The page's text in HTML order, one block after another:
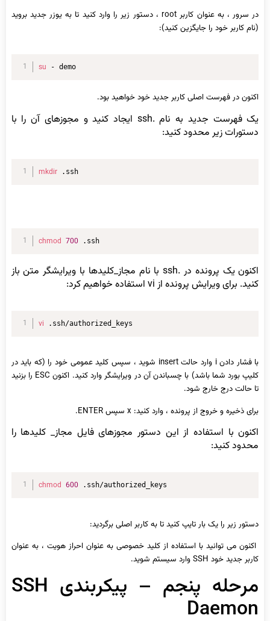
در سرور ، به عنوان کاربر root ، دستور زیر را وارد کنید تا به یوزر جدید بروید
(نام کاربر خود را جایگزین کنید):
su - demo
اکنون در فهرست اصلی کاربر جدید خود خواهید بود.
یک فهرست جدید به نام .ssh ایجاد کنید و مجوزهای آن را با
دستورات زیر محدود کنید:
mkdir .ssh
chmod 700 .ssh
اکنون یک پرونده در .ssh با نام مجاز_کلیدها با ویرایشگر متن باز
کنید. برای ویرایش پرونده از vi استفاده خواهیم کرد:
vi .ssh/authorized_keys
با فشار دادن i وارد حالت insert شوید ، سپس کلید عمومی خود را (که باید در
کلیپ بورد شما باشد) با چسباندن آن در ویرایشگر وارد کنید. اکنون ESC را بزنید
تا حالت درج خارج شود.
برای ذخیره و خروج از پرونده ، وارد کنید: x سپس ENTER.
اکنون با استفاده از این دستور مجوزهای فایل مجاز_ کلیدها را
محدود کنید:
chmod 600 .ssh/authorized_keys
دستور زیر را یک بار تایپ کنید تا به کاربر اصلی برگردید:
اکنون می توانید با استفاده از کلید خصوصی به عنوان احراز هویت ، به عنوان
کاربر جدید خود SSH وارد سیستم شوید.
مرحله پنجم – پیکربندی SSH
Daemon